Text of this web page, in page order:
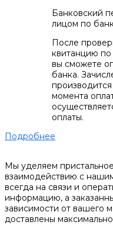
Банковский
лицом по
После
квитанцию
вы сможете
банка.
момента
оплаты.
Подробнее
Мы уделяем
взаимодействию с
всегда на связи и
информацию, а
зависимости от вашего
доставлены